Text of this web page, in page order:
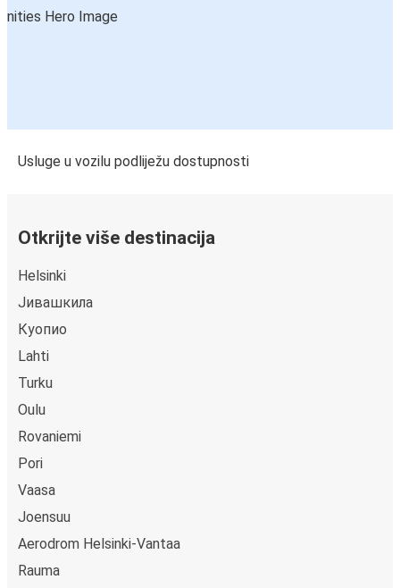
Usluge u vozilu podliježu dostupnosti
Otkrijte više destinacija
Helsinki
Јивашкила
Куопио
Lahti
Turku
Oulu
Rovaniemi
Pori
Vaasa
Joensuu
Aerodrom Helsinki-Vantaa
Rauma